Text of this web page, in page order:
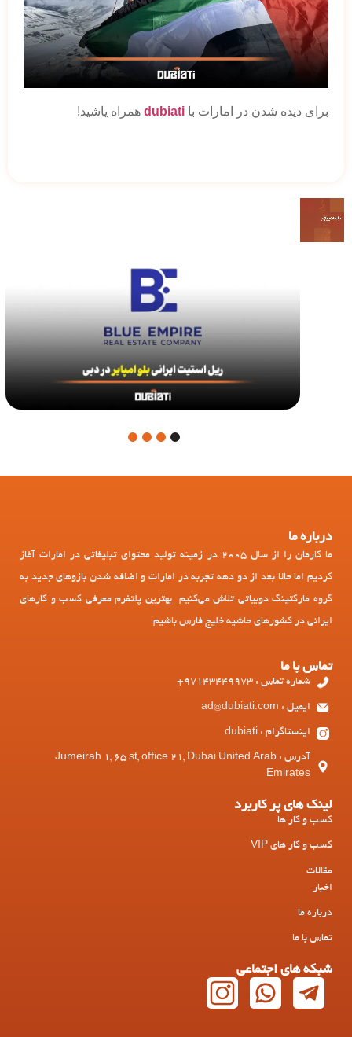
برای دیده شدن در امارات با dubiati همراه یاشید!
1
درباره ما
ما کارمان را از سال 2005 در زمینه تولید محتوای تبلیغاتی در امارات آغاز
کردیم اما حالا بعد از دو دهه تجربه در امارات و اضافه شدن بازوهای جدید به
گروه مارکتینگ دوبیاتی تلاش می‌کنیم بهترین پلتفرم معرفی کسب و کارهای
ایرانی در کشورهای حاشیه خلیج فارس باشیم.
تماس با ما
شماره تماس : 97143449973+
ایمیل : ad@dubiati.com
اینستاگرام : dubiati
آدرس : Jumeirah 1, 65 st, office 21, Dubai United Arab
Emirates
لینک های پر کاربرد
کسب و کار ها
کسب و کار های VIP
مقالات
اخبار
درباره ما
تماس با ما
شبکه های اجتماعی